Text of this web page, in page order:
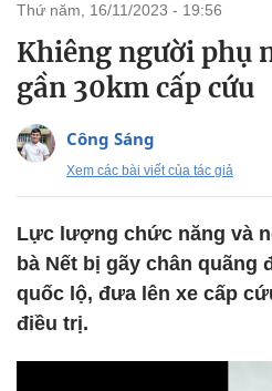
thứ năm, 16/11/2023 - 19:56
Khiêng người phụ
gần 30km cấp cứu
Công Sáng
Xem các bài viết của tác giả
Lực lượng chức năng và
bà Nết bị gãy chân quãng
quốc lộ, đưa lên xe cấp
điều trị.